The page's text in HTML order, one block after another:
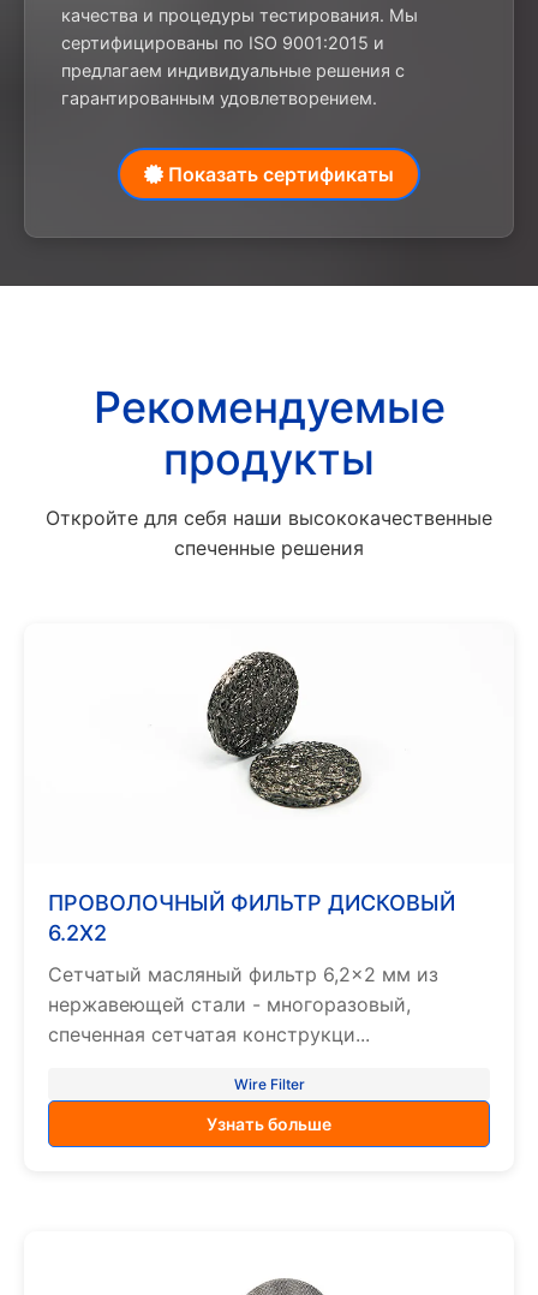
качества и процедуры тестирования. Мы
сертифицированы по ISO 9001:2015 и
предлагаем индивидуальные решения с
гарантированным удовлетворением.
Показать сертификаты
Рекомендуемые
продукты
Откройте для себя наши высококачественные
спеченные решения
ПРОВОЛОЧНЫЙ ФИЛЬТР ДИСКОВЫЙ
6.2X2
Сетчатый масляный фильтр 6,2×2 мм из
нержавеющей стали - многоразовый,
спеченная сетчатая конструкци...
Wire Filter
Узнать больше